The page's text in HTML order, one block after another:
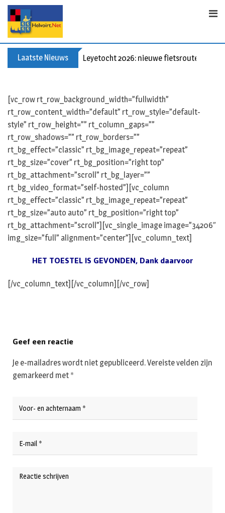
Skip
content
Laatste Nieuws Leyetocht 2026: nieuwe fietsroutes
[vc_row rt_row_background_width=”fullwidth”
rt_row_content_width=”default” rt_row_style=”default-
style” rt_row_height=”” rt_column_gaps=””
rt_row_shadows=”” rt_row_borders=””
rt_bg_effect=”classic” rt_bg_image_repeat=”repeat”
rt_bg_size=”cover” rt_bg_position=”right top”
rt_bg_attachment=”scroll” rt_bg_layer=””
rt_bg_video_format=”self-hosted”][vc_column
rt_bg_effect=”classic” rt_bg_image_repeat=”repeat”
rt_bg_size=”auto auto” rt_bg_position=”right top”
rt_bg_attachment=”scroll”][vc_single_image image=”34206″
img_size=”full” alignment=”center”][vc_column_text]
HET TOESTEL IS GEVONDEN, Dank daarvoor
[/vc_column_text][/vc_column][/vc_row]
Geef een reactie
Je e-mailadres wordt niet gepubliceerd.Vereiste velden zijn
gemarkeerd met *